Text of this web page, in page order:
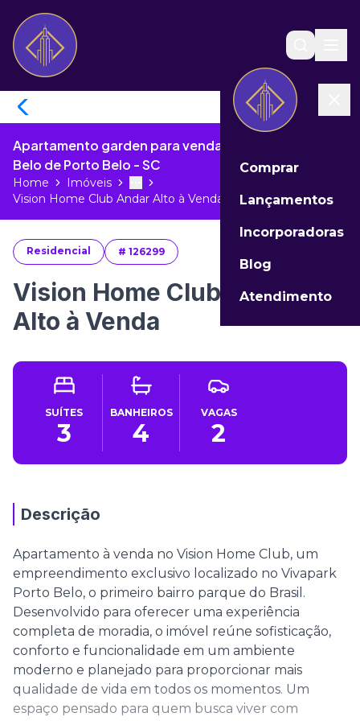
Comprar
Lançamentos
Incorporadoras
Blog
Atendimento
Apartamento garden para venda no Vivapark Porto
Belo de Porto Belo - SC
Home Imóveis More
Toggle menu
Vision Home Club Andar Alto à Venda...
Residencial # 126299
Vision Home Club Andar
Alto à Venda
SUÍTES
3
BANHEIROS
4
VAGAS
2
Descrição
Apartamento à venda no Vision Home Club, um
empreendimento exclusivo localizado no Vivapark
Porto Belo, o primeiro bairro parque do Brasil.
Desenvolvido para oferecer uma experiência
completa de moradia, o imóvel reúne sofisticação,
conforto e funcionalidade em um ambiente
moderno e planejado para proporcionar mais
qualidade de vida em todos os momentos. Um
espaço pensado para quem busca viver com